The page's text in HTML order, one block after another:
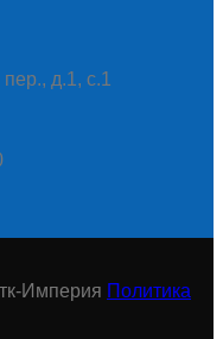
д.1, с.1
Империя Политика